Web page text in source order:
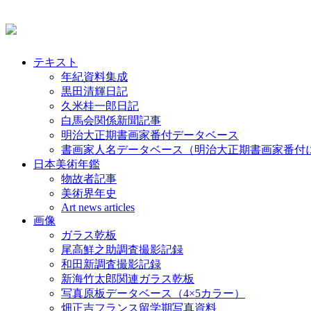
テキスト
年紀資料集成
黒田清輝日記
久米桂一郎日記
白馬会関係新聞記事
明治大正期書画家番付データベース
書画家人名データベース（明治大正期書画家番付
日本美術年鑑
物故者記事
美術界年史
Art news articles
画像
ガラス乾板
尾高鮮之助調査撮影記録
和田新調査撮影記録
新海竹太郎関連ガラス乾板
写真原板データベース（4×5カラー）
畑正吉フランス留学期写真資料